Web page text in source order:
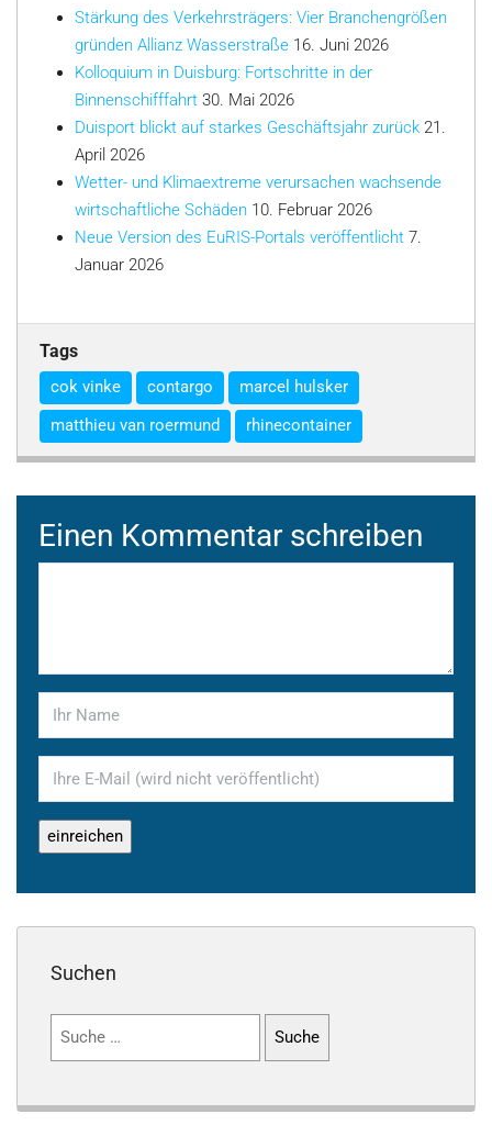
Stärkung des Verkehrsträgers: Vier Branchengrößen
gründen Allianz Wasserstraße 16. Juni 2026
Kolloquium in Duisburg: Fortschritte in der
Binnenschifffahrt 30. Mai 2026
Duisport blickt auf starkes Geschäftsjahr zurück 21.
April 2026
Wetter- und Klimaextreme verursachen wachsende
wirtschaftliche Schäden 10. Februar 2026
Neue Version des EuRIS-Portals veröffentlicht 7.
Januar 2026
Tags
cok vinke contargo
marcel hulsker
matthieu van roermund
rhinecontainer
Einen Kommentar schreiben
Suchen
Suchen